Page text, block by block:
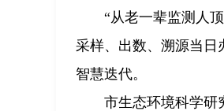
“从老一辈监测人
采样、出数、溯源当日
智慧迭代。
市生态环境科学研